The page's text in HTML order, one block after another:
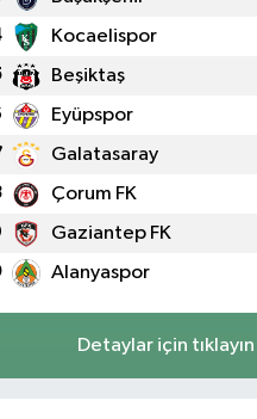
Kocaelispor
Beşiktaş
Eyüpspor
Galatasaray
Çorum FK
Gaziantep FK
Alanyaspor
Detaylar için tıklayın